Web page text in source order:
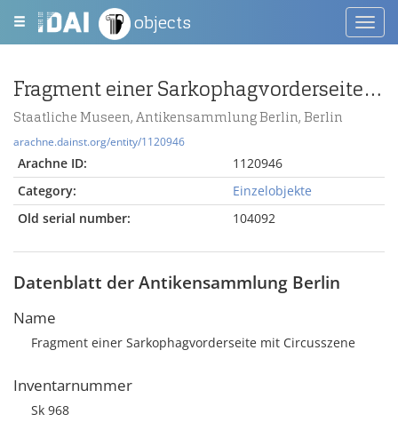
objects
Fragment einer Sarkophagvorderseite mit Circusszene
Staatliche Museen, Antikensammlung Berlin, Berlin
arachne.dainst.org/entity/1120946
Arachne ID:
1120946
Category:
Einzelobjekte
Old serial number:
104092
Datenblatt der Antikensammlung Berlin
Name
Fragment einer Sarkophagvorderseite mit Circusszene
Inventarnummer
Sk 968